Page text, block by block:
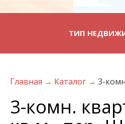
ТИП
Главная → Каталог → 3-
3-комн.